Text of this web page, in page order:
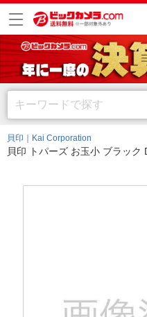
貝印｜Kai Corporation
貝印 トパーズ お玉小 ブラック